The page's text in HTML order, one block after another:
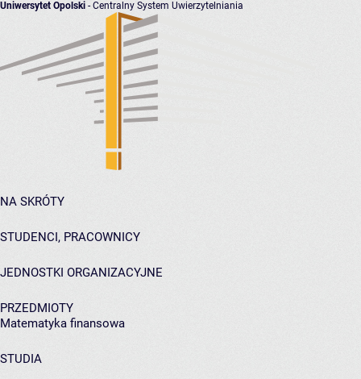
Uniwersytet Opolski - Centralny System Uwierzytelniania
NA SKRÓTY
STUDENCI, PRACOWNICY
JEDNOSTKI ORGANIZACYJNE
PRZEDMIOTY
Matematyka finansowa
STUDIA